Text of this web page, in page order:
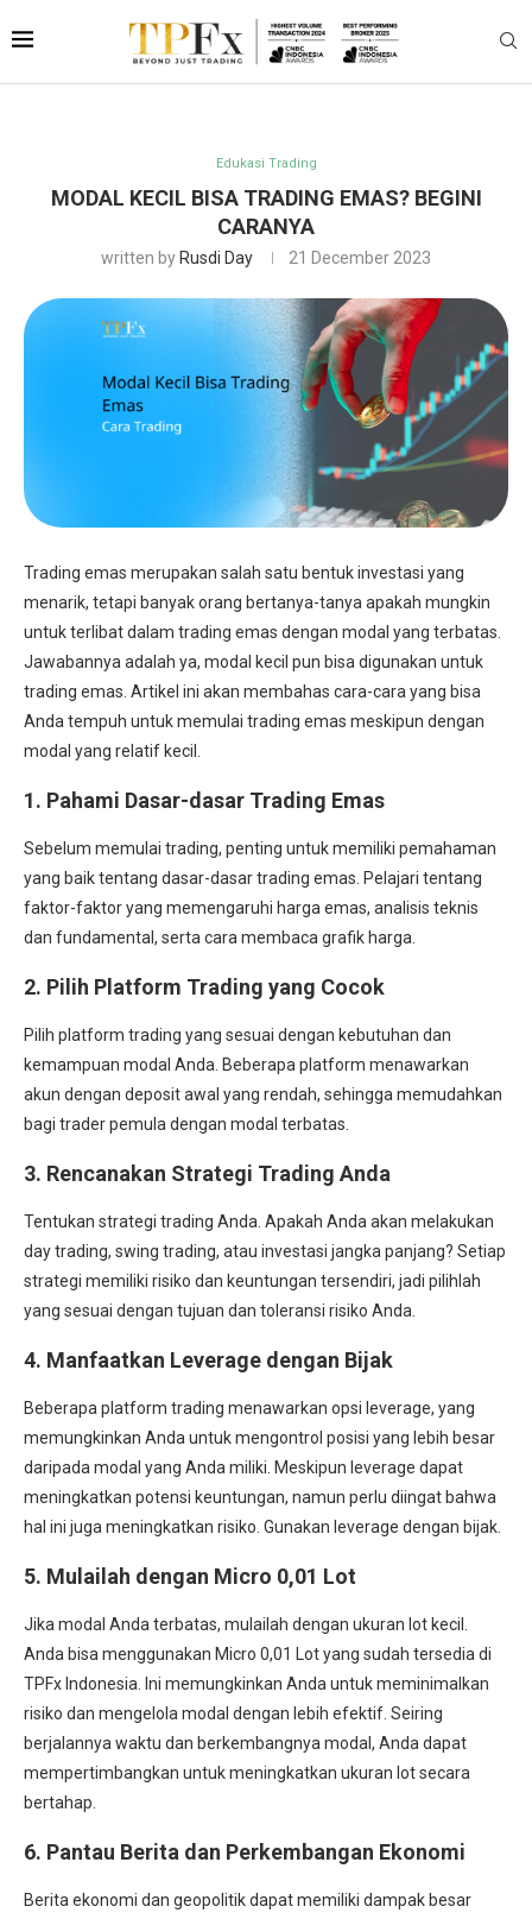
Edukasi Trading
MODAL KECIL BISA TRADING EMAS? BEGINI
CARANYA
written by Rusdi Day 21 December 2023
Trading emas merupakan salah satu bentuk investasi yang
menarik, tetapi banyak orang bertanya-tanya apakah mungkin
untuk terlibat dalam trading emas dengan modal yang terbatas.
Jawabannya adalah ya, modal kecil pun bisa digunakan untuk
trading emas. Artikel ini akan membahas cara-cara yang bisa
Anda tempuh untuk memulai trading emas meskipun dengan
modal yang relatif kecil.
1. Pahami Dasar-dasar Trading Emas
Sebelum memulai trading, penting untuk memiliki pemahaman
yang baik tentang dasar-dasar trading emas. Pelajari tentang
faktor-faktor yang memengaruhi harga emas, analisis teknis
dan fundamental, serta cara membaca grafik harga.
2. Pilih Platform Trading yang Cocok
Pilih platform trading yang sesuai dengan kebutuhan dan
kemampuan modal Anda. Beberapa platform menawarkan
akun dengan deposit awal yang rendah, sehingga memudahkan
bagi trader pemula dengan modal terbatas.
3. Rencanakan Strategi Trading Anda
Tentukan strategi trading Anda. Apakah Anda akan melakukan
day trading, swing trading, atau investasi jangka panjang? Setiap
strategi memiliki risiko dan keuntungan tersendiri, jadi pilihlah
yang sesuai dengan tujuan dan toleransi risiko Anda.
4. Manfaatkan Leverage dengan Bijak
Beberapa platform trading menawarkan opsi leverage, yang
memungkinkan Anda untuk mengontrol posisi yang lebih besar
daripada modal yang Anda miliki. Meskipun leverage dapat
meningkatkan potensi keuntungan, namun perlu diingat bahwa
hal ini juga meningkatkan risiko. Gunakan leverage dengan bijak.
5. Mulailah dengan Micro 0,01 Lot
Jika modal Anda terbatas, mulailah dengan ukuran lot kecil.
Anda bisa menggunakan Micro 0,01 Lot yang sudah tersedia di
TPFx Indonesia. Ini memungkinkan Anda untuk meminimalkan
risiko dan mengelola modal dengan lebih efektif. Seiring
berjalannya waktu dan berkembangnya modal, Anda dapat
mempertimbangkan untuk meningkatkan ukuran lot secara
bertahap.
6. Pantau Berita dan Perkembangan Ekonomi
Berita ekonomi dan geopolitik dapat memiliki dampak besar